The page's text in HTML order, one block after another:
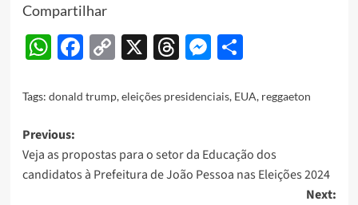
Compartilhar
WhatsApp
Facebook
Copy
X Threads
Messenger
Share
Tags: donald trump,eleições presidenciais, EUA, reggaeton
Post
navigation
Previous:
Veja as propostas para o setor da Educação dos
candidatos à Prefeitura de João Pessoa nas Eleições 2024
Next: